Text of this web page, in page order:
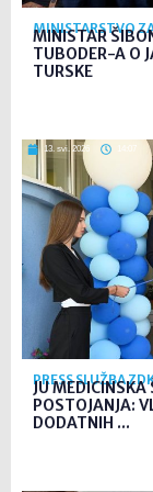
MINISTARSTVO
MINISTAR
TUBODER-A O
TURSKE
13. svi. 2026 14:07
PRESS SLUŽBA
JU
POSTOJANJA:
DODATNIH ...